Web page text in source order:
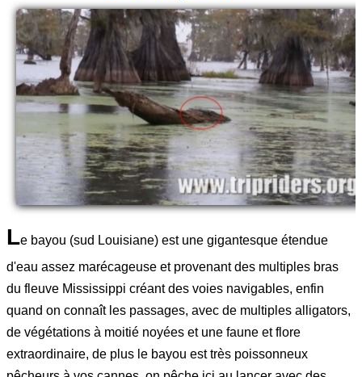
Le bayou (sud Louisiane) est une gigantesque étendue
d'eau assez marécageuse et provenant des multiples bras
du fleuve Mississippi créant des voies navigables, enfin
quand on connaît les passages, avec de multiples alligators,
de végétations à moitié noyées et une faune et flore
extraordinaire, de plus le bayou est très poissonneux